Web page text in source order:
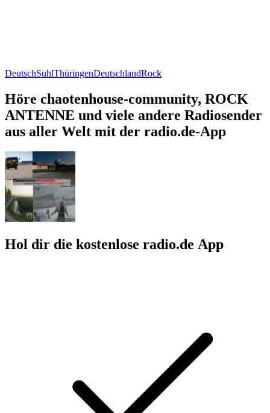
DeutschSuhlThüringenDeutschlandRock
Höre chaotenhouse-community, ROCK
ANTENNE und viele andere Radiosender
aus aller Welt mit der radio.de-App
Hol dir die kostenlose radio.de App